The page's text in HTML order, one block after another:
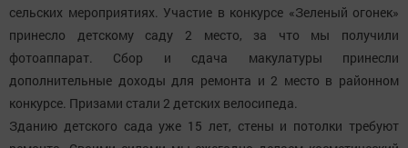
сельских мероприятиях. Участие в конкурсе «Зеленый огонек»
принесло детскому саду 2 место, за что мы получили
фотоаппарат. Сбор и сдача макулатуры принесли
дополнительные доходы для ремонта и 2 место в районном
конкурсе. Призами стали 2 детских велосипеда.
Зданию детского сада уже 15 лет, стены и потолки требуют